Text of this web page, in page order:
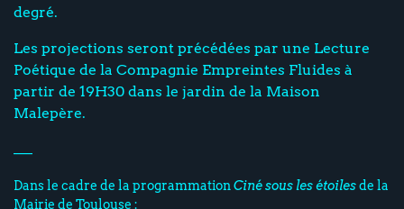
degré.
Les projections seront précédées par une Lecture
Poétique de la Compagnie Empreintes Fluides à
partir de 19H30 dans le jardin de la Maison
Malepère.
Dans le cadre de la programmationCiné sous les étoilesde la
Mairie de Toulouse :